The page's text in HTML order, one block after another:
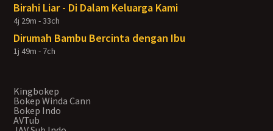
Birahi Liar - Di Dalam Keluarga Kami
4j 29m - 33ch
Dirumah Bambu Bercinta dengan Ibu
1j 49m - 7ch
Kingbokep
Bokep Winda Cann
Bokep Indo
AVTub